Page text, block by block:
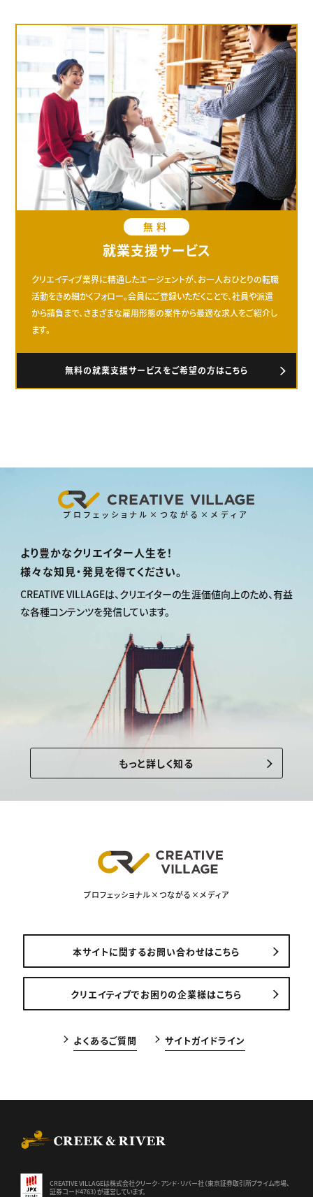
無料
就業支援サービス
クリエイティブ業界に精通したエージェントが、お一人おひとりの転職
活動をきめ細かくフォロー。会員にご登録いただくことで、社員や派遣
から請負まで、さまざまな雇用形態の案件から最適な求人をご紹介し
ます。
無料の就業支援サービスをご希望の方はこちら
プロフェッショナル×つながる×メディア
より豊かなクリエイター人生を！
様々な知見・発見を得てください。
CREATIVE VILLAGEは、クリエイターの生涯価値向上のため、有益
な各種コンテンツを発信しています。
もっと詳しく知る
プロフェッショナル×つながる×メディア
本サイトに関するお問い合わせはこちら
クリエイティブでお困りの企業様はこちら
よくあるご質問 サイトガイドライン
CREATIVE VILLAGEは株式会社クリーク･アンド･リバー社（東京証券取引所プライム市場、
証券コード4763）が運営しています。